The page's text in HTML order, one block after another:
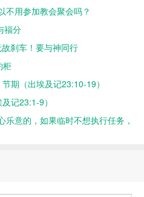
不用参加教会聚会吗？
福分
刹车！要与神同行
柜
期（出埃及记23:10-19）
记23:1-9）
意的，如果临时不想执行任务，